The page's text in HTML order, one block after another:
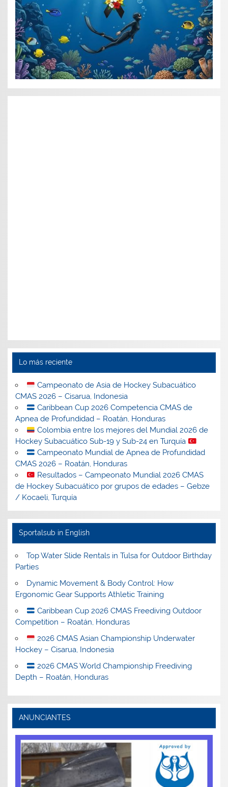
Lo más reciente
Campeonato de Asia de Hockey Subacuático
CMAS 2026 – Cisarua, Indonesia
Caribbean Cup 2026 Competencia CMAS de
Apnea de Profundidad – Roatán, Honduras
Colombia entre los mejores del Mundial 2026 de
Hockey Subacuático Sub-19 y Sub-24 en Turquía
Campeonato Mundial de Apnea de Profundidad
CMAS 2026 – Roatán, Honduras
Resultados – Campeonato Mundial 2026 CMAS
de Hockey Subacuático por grupos de edades – Gebze
/ Kocaeli, Turquía
Sportalsub in English
Top Water Slide Rentals in Tulsa for Outdoor Birthday
Parties
Dynamic Movement & Body Control: How
Ergonomic Gear Supports Athletic Training
Caribbean Cup 2026 CMAS Freediving Outdoor
Competition – Roatán, Honduras
2026 CMAS Asian Championship Underwater
Hockey – Cisarua, Indonesia
2026 CMAS World Championship Freediving
Depth – Roatán, Honduras
ANUNCIANTES